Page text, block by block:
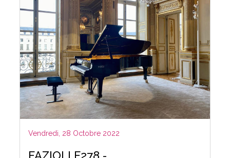
Vendredi, 28 Octobre 2022
FAZIOLI F278 -